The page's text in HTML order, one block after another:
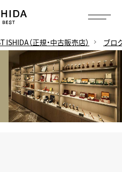
（正規・中古販売店） ブロ